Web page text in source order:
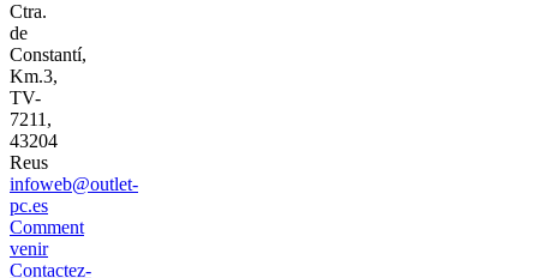
Ctra.
de
Constantí,
Km.3,
TV-
7211,
43204
Reus
infoweb@outlet-
pc.es
Comment
venir
Contactez-